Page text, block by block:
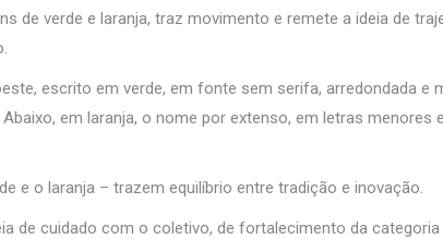
de verde e laranja, traz movimento e remete a ideia de
escrito em verde, em fonte sem serifa, arredondada e
em laranja, o nome por extenso, em letras menores
e o laranja – trazem equilíbrio entre tradição e inovação.
de cuidado com o coletivo, de fortalecimento da